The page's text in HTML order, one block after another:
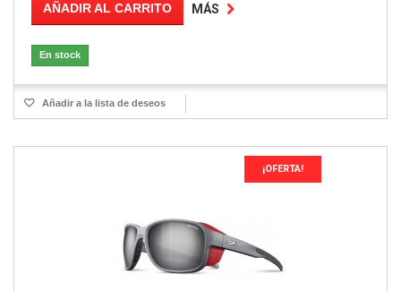
AÑADIR AL CARRITO MÁS
En stock
Añadir a la lista de deseos
¡OFERTA!